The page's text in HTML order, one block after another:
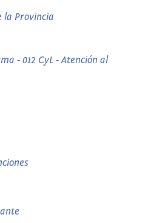
la Provincia
- 012 CyL - Atención al